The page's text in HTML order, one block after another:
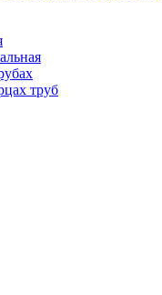
труб